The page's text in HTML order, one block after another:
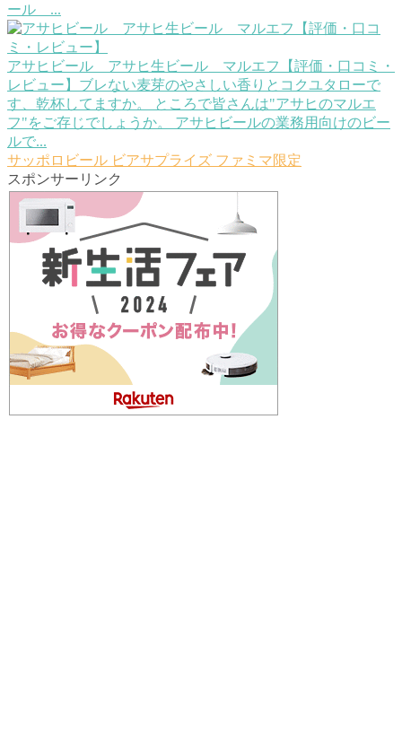
ール ...
アサヒビール アサヒ生ビール マルエフ【評価・口コミ・
レビュー】ブレない麦芽のやさしい香りとコクユタローで
す、乾杯してますか。 ところで皆さんは"アサヒのマルエ
フ"をご存じでしょうか。 アサヒビールの業務用向けのビー
ルで...
サッポロビール ビアサプライズ ファミマ限定
スポンサーリンク